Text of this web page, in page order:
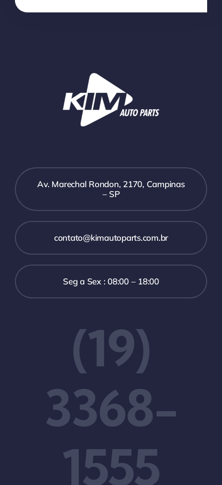
Av. Marechal Rondon, 2170, Campinas
– SP
contato@kimautoparts.com.br
Seg a Sex : 08:00 – 18:00
(19)
3368-
1555